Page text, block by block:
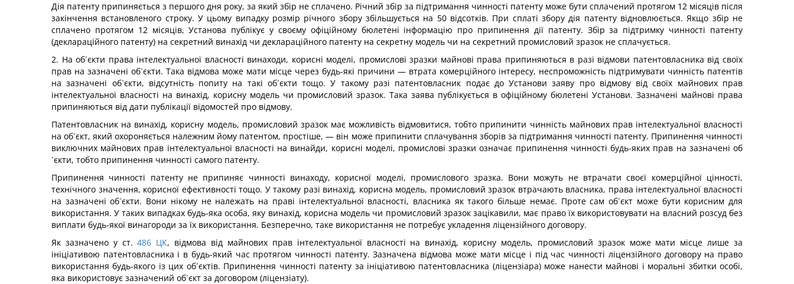
Дія патенту припиняється з першого дня року, за який збір не сплачено. Річний збір за підтримання чинності патенту може бути сплачений протягом 12 місяців після
закінчення встановленого строку. У цьому випадку розмір річного збору збільшується на 50 відсотків. При сплаті збору дія патенту відновлюється. Якщо збір не
сплачено протягом 12 місяців, Установа публікує у своєму офіційному бюлетені інформацію про припинення дії патенту. Збір за підтримку чинності патенту
(деклараційного патенту) на секретний винахід чи деклараційного патенту на секретну модель чи на секретний промисловий зразок не сплачується.
2. На об´єкти права інтелектуальної власності винаходи, корисні моделі, промислові зразки майнові права припиняються в разі відмови патентовласника від своїх
прав на зазначені об´єкти. Така відмова може мати місце через будь-які причини — втрата комерційного інтересу, неспроможність підтримувати чинність патентів
на зазначені об´єкти, відсутність попиту на такі об´єкти тощо. У такому разі патентовласник подає до Установи заяву про відмову від своїх майнових прав
інтелектуальної власності на винахід, корисну модель чи промисловий зразок. Така заява публікується в офіційному бюлетені Установи. Зазначені майнові права
припиняються від дати публікації відомостей про відмову.
Патентовласник на винахід, корисну модель, промисловий зразок має можливість відмовитися, тобто припинити чинність майнових прав інтелектуальної власності
на об´єкт, який охороняється належним йому патентом, простіше, — він може припинити сплачування зборів за підтримання чинності патенту. Припинення чинності
виключних майнових прав інтелектуальної власності на винайди, корисні моделі, промислові зразки означає припинення чинності будь-яких прав на зазначені об
´єкти, тобто припинення чинності самого патенту.
Припинення чинності патенту не припиняє чинності винаходу, корисної моделі, промислового зразка. Вони можуть не втрачати своєї комерційної цінності,
технічного значення, корисної ефективності тощо. У такому разі винахід, корисна модель, промисловий зразок втрачають власника, права інтелектуальної власності
на зазначені об´єкти. Вони нікому не належать на праві інтелектуальної власності, власника як такого більше немає. Проте сам об´єкт може бути корисним для
використання. У таких випадках будь-яка особа, яку винахід, корисна модель чи промисловий зразок зацікавили, має право їх використовувати на власний розсуд без
виплати будь-якої винагороди за їх використання. Безперечно, таке використання не потребує укладення ліцензійного договору.
Як зазначено у ст. 486 ЦК, відмова від майнових прав інтелектуальної власності на винахід, корисну модель, промисловий зразок може мати місце лише за
ініціативою патентовласника і в будь-який час протягом чинності патенту. Зазначена відмова може мати місце і під час чинності ліцензійного договору на право
використання будь-якого із цих об´єктів. Припинення чинності патенту за ініціативою патентовласника (ліцензіара) може нанести майнові і моральні збитки особі,
яка використовує зазначений об´єкт за договором (ліцензіату).